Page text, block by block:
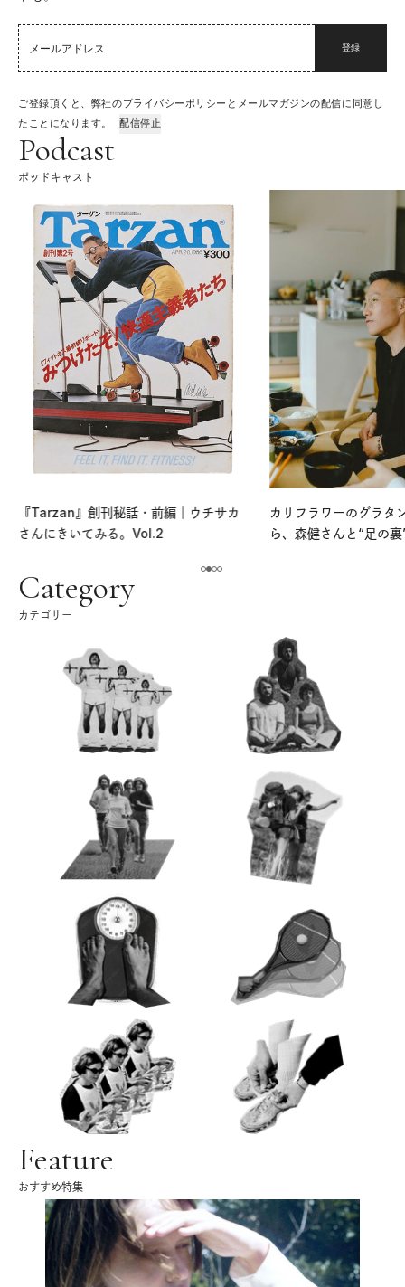
登録
ご登録頂くと、弊社のプライバシーポリシーとメールマガジンの配信に同意し
たことになります。
配信停止
Podcast
ポッドキャスト
『Tarzan』創刊秘話・前編｜ウチサカ
さんにきいてみる。Vol.2
カリフラワーのグラタ
ら、森健さんと“足の
Category
カテゴリー
Feature
おすすめ特集